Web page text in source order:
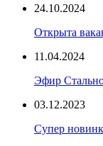
24.10.2024
Открыта
11.04.2024
Эфир
03.12.2023
Супер